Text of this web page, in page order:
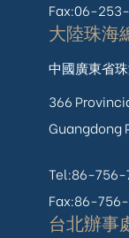
Fax:06-
大陸珠海
中國廣東省
366
Guangdong
Tel:86-756-
Fax:86-
台北辦事